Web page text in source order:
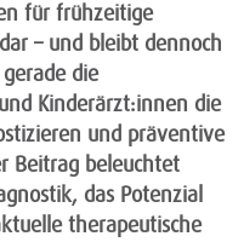
für frühzeitige
– und bleibt dennoch
die
Kinderärzt:innen die
und präventive
Beitrag beleuchtet
das Potenzial
therapeutische